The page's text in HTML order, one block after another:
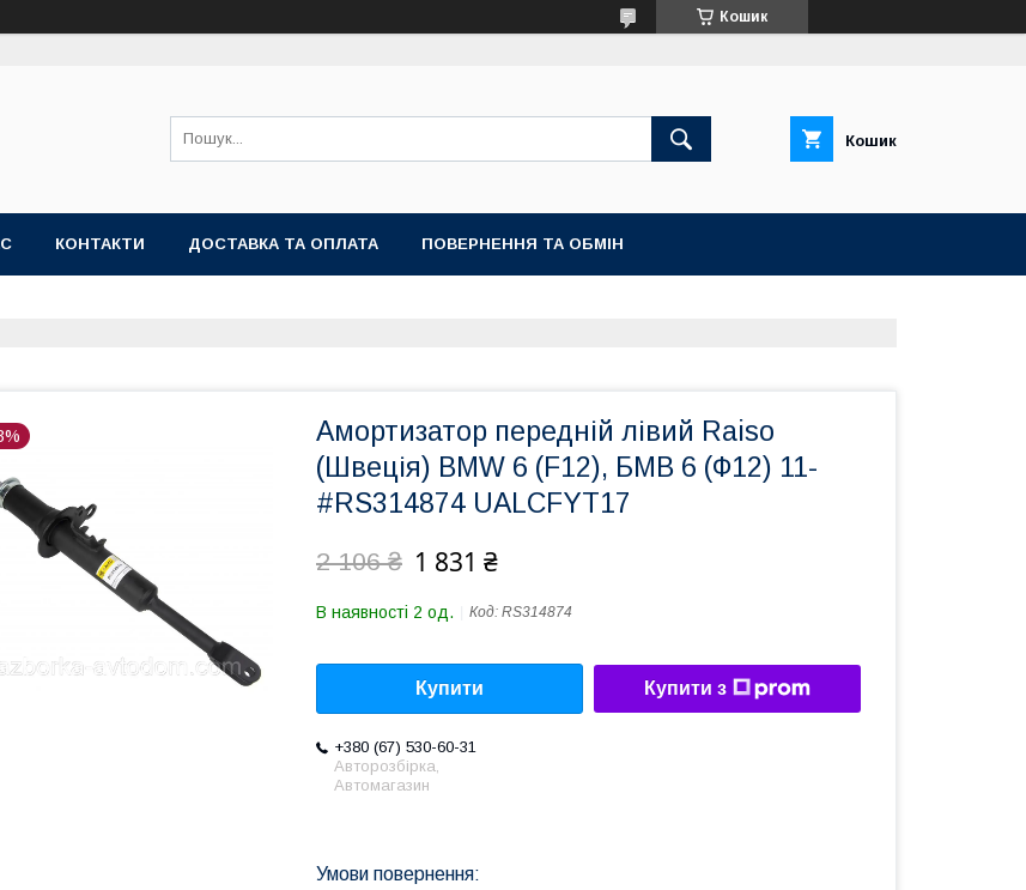
Кошик
Кошик
КОНТАКТИ ДОСТАВКА ТА ОПЛАТА ПОВЕРНЕННЯ ТА ОБМІН
Амортизатор передній лівий Raiso
(Швеція) BMW 6 (F12), БМВ 6 (Ф12) 11-
#RS314874 UALCFYT17
2 106 ₴ 1 831 ₴
В наявності 2 од. Код: RS314874
Купити Купити з
+380 (67) 530-60-31
Авторозбірка,
Автомагазин